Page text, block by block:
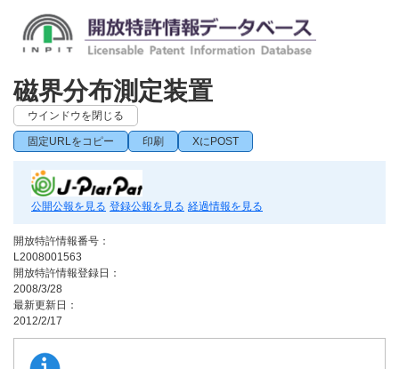
磁界分布測定装置
ウインドウを閉じる
固定URLをコピー 印刷 XにPOST
公開公報を見る 登録公報を見る 経過情報を見る
開放特許情報番号：
L2008001563
開放特許情報登録日：
2008/3/28
最新更新日：
2012/2/17